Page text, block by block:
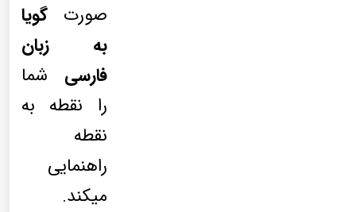
صورت گویا
به زبان
فارسی شما
را نقطه به
نقطه
راهنمایی
میکند.